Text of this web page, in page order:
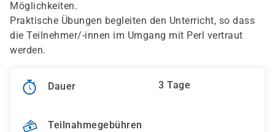
Möglichkeiten.
Praktische Übungen begleiten den Unterricht, so dass
die Teilnehmer/-innen im Umgang mit Perl vertraut
werden.
Dauer 3 Tage
Teilnahmegebühren